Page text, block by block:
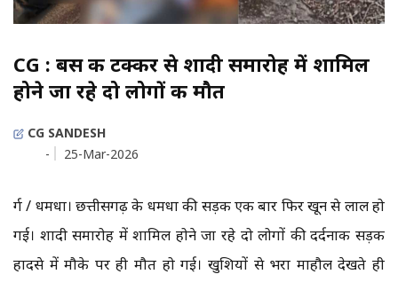
CG : बस की टक्कर से शादी समारोह में शामिल
होने जा रहे दो लोगों की मौत
CG SANDESH
-
25-Mar-2026
दुर्ग / धमधा। छत्तीसगढ़ के धमधा की सड़क एक बार फिर खून से लाल हो
गई। शादी समारोह में शामिल होने जा रहे दो लोगों की दर्दनाक सड़क
हादसे में मौके पर ही मौत हो गई। खुशियों से भरा माहौल देखते ही